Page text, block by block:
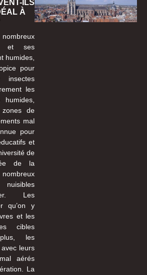
ILS
À
et ses
humides,
pour
insectes
les
de
mal
pour
et
de
de la
Les
qu’on y
et les
cibles
les
leurs
aérés
La